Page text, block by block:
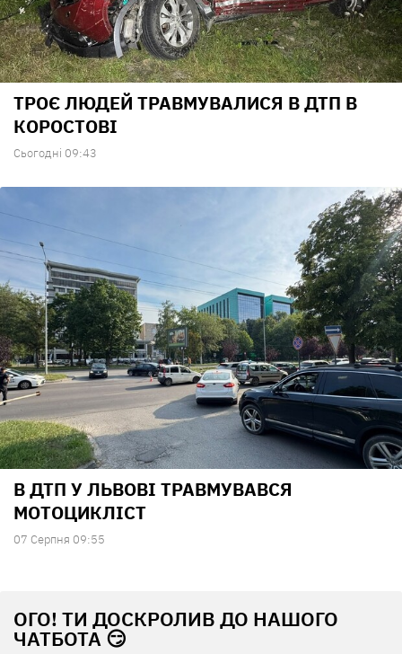
ТРОЄ ЛЮДЕЙ ТРАВМУВАЛИСЯ В ДТП В
КОРОСТОВІ
Сьогодні 09:43
В ДТП У ЛЬВОВІ ТРАВМУВАВСЯ
МОТОЦИКЛІСТ
07 Серпня 09:55
ОГО! ТИ ДОСКРОЛИВ ДО НАШОГО
ЧАТБОТА 😏